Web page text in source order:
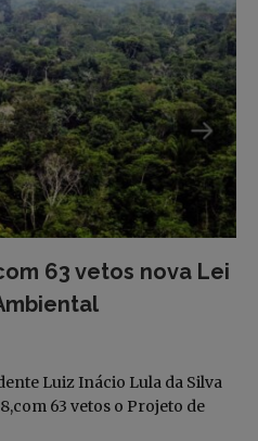
63 vetos nova Lei
Luiz Inácio Lula da Silva
63 vetos o Projeto de